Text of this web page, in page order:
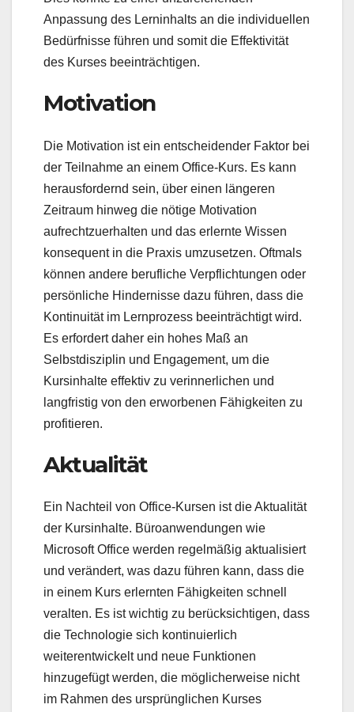
Anpassung des Lerninhalts an die individuellen
Bedürfnisse führen und somit die Effektivität
des Kurses beeinträchtigen.
Motivation
Die Motivation ist ein entscheidender Faktor bei
der Teilnahme an einem Office-Kurs. Es kann
herausfordernd sein, über einen längeren
Zeitraum hinweg die nötige Motivation
aufrechtzuerhalten und das erlernte Wissen
konsequent in die Praxis umzusetzen. Oftmals
können andere berufliche Verpflichtungen oder
persönliche Hindernisse dazu führen, dass die
Kontinuität im Lernprozess beeinträchtigt wird.
Es erfordert daher ein hohes Maß an
Selbstdisziplin und Engagement, um die
Kursinhalte effektiv zu verinnerlichen und
langfristig von den erworbenen Fähigkeiten zu
profitieren.
Aktualität
Ein Nachteil von Office-Kursen ist die Aktualität
der Kursinhalte. Büroanwendungen wie
Microsoft Office werden regelmäßig aktualisiert
und verändert, was dazu führen kann, dass die
in einem Kurs erlernten Fähigkeiten schnell
veralten. Es ist wichtig zu berücksichtigen, dass
die Technologie sich kontinuierlich
weiterentwickelt und neue Funktionen
hinzugefügt werden, die möglicherweise nicht
im Rahmen des ursprünglichen Kurses